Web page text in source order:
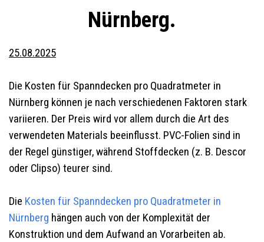
Nürnberg.
25.08.2025
Die Kosten für Spanndecken pro Quadratmeter in
Nürnberg können je nach verschiedenen Faktoren stark
variieren. Der Preis wird vor allem durch die Art des
verwendeten Materials beeinflusst. PVC-Folien sind in
der Regel günstiger, während Stoffdecken (z. B. Descor
oder Clipso) teurer sind.
Die Kosten für Spanndecken pro Quadratmeter in
Nürnberg hängen auch von der Komplexität der
Konstruktion und dem Aufwand an Vorarbeiten ab.